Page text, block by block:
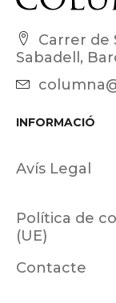
Carrer de
Sabadell,
INFORMACIÓ
Avís Legal
Política de
(UE)
Contacte